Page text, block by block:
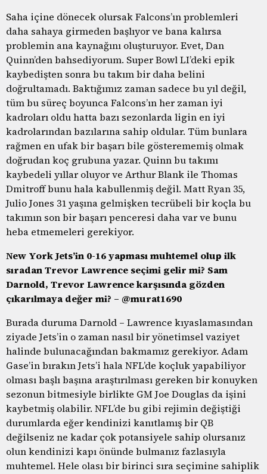
Saha içine dönecek olursak Falcons’ın problemleri
daha sahaya girmeden başlıyor ve bana kalırsa
problemin ana kaynağını oluşturuyor. Evet, Dan
Quinn’den bahsediyorum. Super Bowl LI’deki epik
kaybedişten sonra bu takım bir daha belini
doğrultamadı. Baktığımız zaman sadece bu yıl değil,
tüm bu süreç boyunca Falcons’ın her zaman iyi
kadroları oldu hatta bazı sezonlarda ligin en iyi
kadrolarından bazılarına sahip oldular. Tüm bunlara
rağmen en ufak bir başarı bile gösterememiş olmak
doğrudan koç grubuna yazar. Quinn bu takımı
kaybedeli yıllar oluyor ve Arthur Blank ile Thomas
Dmitroff bunu hala kabullenmiş değil. Matt Ryan 35,
Julio Jones 31 yaşına gelmişken tecrübeli bir koçla bu
takımın son bir başarı penceresi daha var ve bunu
heba etmemeleri gerekiyor.
New York Jets’in 0-16 yapması muhtemel olup ilk
sıradan Trevor Lawrence seçimi gelir mi? Sam
Darnold, Trevor Lawrence karşısında gözden
çıkarılmaya değer mi? – @murat1690
Burada duruma Darnold – Lawrence kıyaslamasından
ziyade Jets’in o zaman nasıl bir yönetimsel vaziyet
halinde bulunacağından bakmamız gerekiyor. Adam
Gase’in bırakın Jets’i hala NFL’de koçluk yapabiliyor
olması başlı başına araştırılması gereken bir konuyken
sezonun bitmesiyle birlikte GM Joe Douglas da işini
kaybetmiş olabilir. NFL’de bu gibi rejimin değiştiği
durumlarda eğer kendinizi kanıtlamış bir QB
değilseniz ne kadar çok potansiyele sahip olursanız
olun kendinizi kapı önünde bulmanız fazlasıyla
muhtemel. Hele olası bir birinci sıra seçimine sahiplik